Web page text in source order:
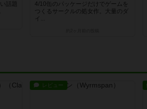
話題
4/10缶のパッケージだけでゲームを
つくるサークルの処女作。大量のダ
イ...
レビュー